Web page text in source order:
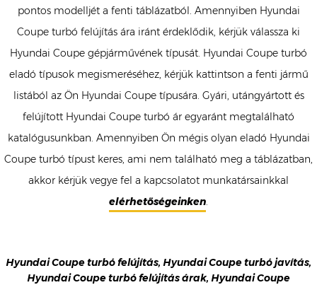
pontos modelljét a fenti táblázatból. Amennyiben Hyundai
Coupe turbó felújítás ára iránt érdeklődik, kérjük válassza ki
Hyundai Coupe gépjárművének típusát. Hyundai Coupe turbó
eladó típusok megismeréséhez, kérjük kattintson a fenti jármű
listából az Ön Hyundai Coupe típusára. Gyári, utángyártott és
felújított Hyundai Coupe turbó ár egyaránt megtalálható
katalógusunkban. Amennyiben Ön mégis olyan eladó Hyundai
Coupe turbó típust keres, ami nem található meg a táblázatban,
akkor kérjük vegye fel a kapcsolatot munkatársainkkal
elérhetőségeinken.
Hyundai Coupe turbó felújítás, Hyundai Coupe turbó javítás,
Hyundai Coupe turbó felújítás árak, Hyundai Coupe